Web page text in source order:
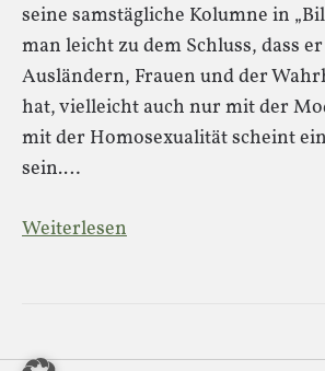
seine samstägliche Kolumne in
man leicht zu dem Schluss, dass
Ausländern, Frauen und der
hat, vielleicht auch nur mit der
mit der Homosexualität scheint
sein.…
Weiterlesen